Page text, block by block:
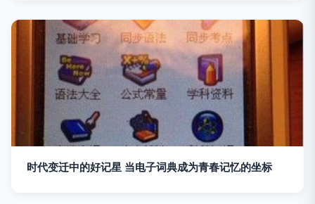
时代变迁中的好记星 当电子词典成为青春记忆的坐标